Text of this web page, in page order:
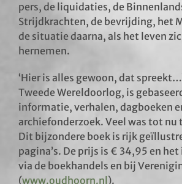
pers, de liquidaties, de
Strijdkrachten, de bevrijding, het
de situatie daarna, als het leven
hernemen.
‘Hier is alles gewoon, dat
Tweede Wereldoorlog, is
informatie, verhalen, dagboeken
archiefonderzoek. Veel was tot nu
Dit bijzondere boek is rijk
pagina’s. De prijs is € 34,95 en
via de boekhandels en bij
(www.oudhoorn.nl ).